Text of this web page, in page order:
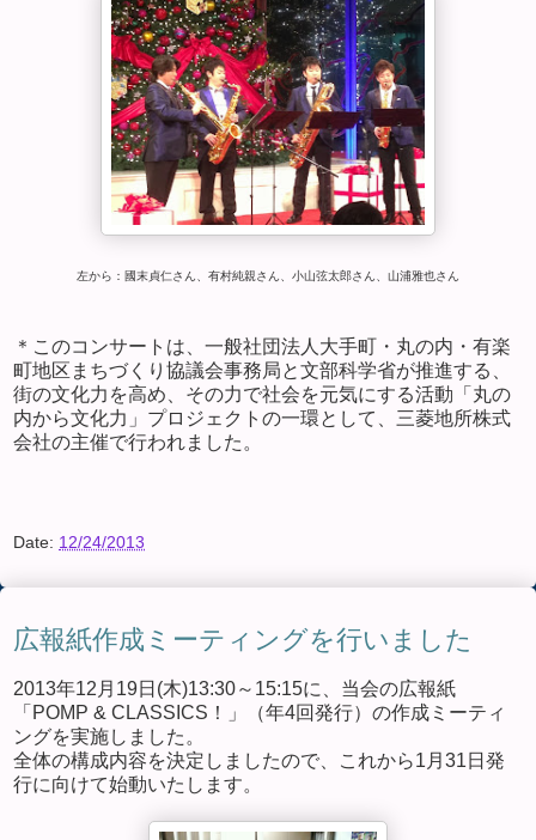
左から：國末貞仁さん、有村純親さん、 小山弦太郎さん、山浦雅也さん
＊このコンサートは、一般社団法人大手町・丸の内・有楽
町地区まちづくり協議会事務局と文部科学省が推進する、
街の文化力を高め、その力で社会を元気にする活動「丸の
内から文化力」プロジェクトの一環として、三菱地所株式
会社の主催で行われました。
Date: 12/24/2013
広報紙作成ミーティングを行いました
2013年12月19日(木)13:30～15:15に、当会の広報紙
「POMP & CLASSICS！」（年4回発行）の作成ミーティ
ングを実施しました。
全体の構成内容を決定しましたので、これから1月31日発
行に向けて始動いたします。